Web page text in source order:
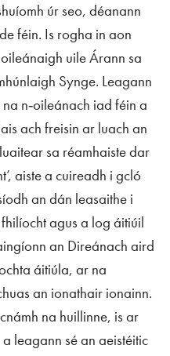
úr seo, déanann
féin. Is rogha in aon
uile Árann sa
Synge. Leagann
n‑oileánach iad féin a
ach freisin ar luach an
sa réamhaiste dar
aiste a cuireadh i gcló
an dán leasaithe i
agus a log áitiúil
an Direánach aird
áitiúla, ar na
an ionathair ionainn.
na huillinne, is ar
leagann sé an aeistéitic